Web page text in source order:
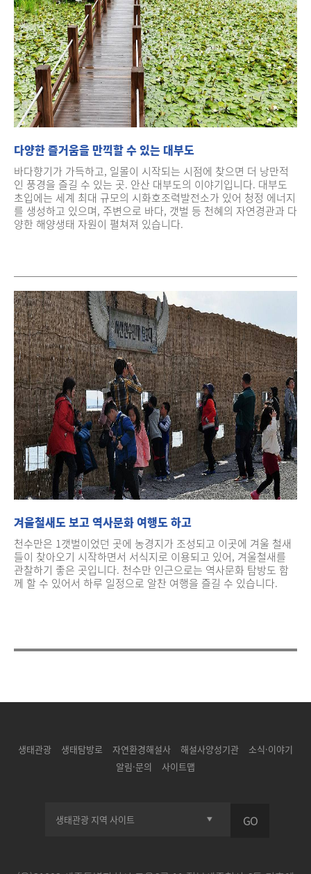
다양한 즐거움을 만끽할 수 있는 대부도
바다향기가 가득하고, 일몰이 시작되는 시점에 찾으면 더 낭만적
인 풍경을 즐길 수 있는 곳. 안산 대부도의 이야기입니다. 대부도
초입에는 세계 최대 규모의 시화호조력발전소가 있어 청정 에너지
를 생성하고 있으며, 주변으로 바다, 갯벌 등 천혜의 자연경관과 다
양한 해양생태 자원이 펼쳐져 있습니다.
겨울철새도 보고 역사문화 여행도 하고
천수만은 1갯벌이었던 곳에 농경지가 조성되고 이곳에 겨울 철새
들이 찾아오기 시작하면서 서식지로 이용되고 있어, 겨울철새를
관찰하기 좋은 곳입니다. 천수만 인근으로는 역사문화 탐방도 함
께 할 수 있어서 하루 일정으로 알찬 여행을 즐길 수 있습니다.
생태관광 생태탐방로 자연환경해설사 해설사양성기관
소식·이야기
알림·문의
사이트맵
GO